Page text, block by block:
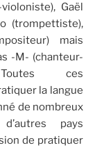
Gaël
(trompettiste),
mais
-M- (chanteur-
Toutes ces
la langue
de nombreux
pays
de pratiquer